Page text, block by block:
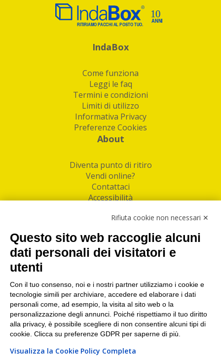
IndaBox
Come funziona
Leggi le faq
Termini e condizioni
Limiti di utilizzo
Informativa Privacy
Preferenze Cookies
About
Diventa punto di ritiro
Vendi online?
Contattaci
Accessibilità
Facebook
Linkedin
I nostri punti di ritiro e spedizione pacchi nelle
maggiori città italiane
Torino|Milano|Roma|Bologna|Firenze| Genova
Napoli|Varese
Rifiuta cookie non necessari ✕
Questo sito web raccoglie alcuni
dati personali dei visitatori e
utenti
Con il tuo consenso, noi e i nostri partner utilizziamo i cookie e
tecnologie simili per archiviare, accedere ed elaborare i dati
personali come, ad esempio, la visita al sito web o la
personalizzazione degli annunci. Poiché rispettiamo il tuo diritto
alla privacy, è possibile scegliere di non consentire alcuni tipi di
cookie. Clicca su preferenze GDPR per saperne di più.
Visualizza la Cookie Policy Completa